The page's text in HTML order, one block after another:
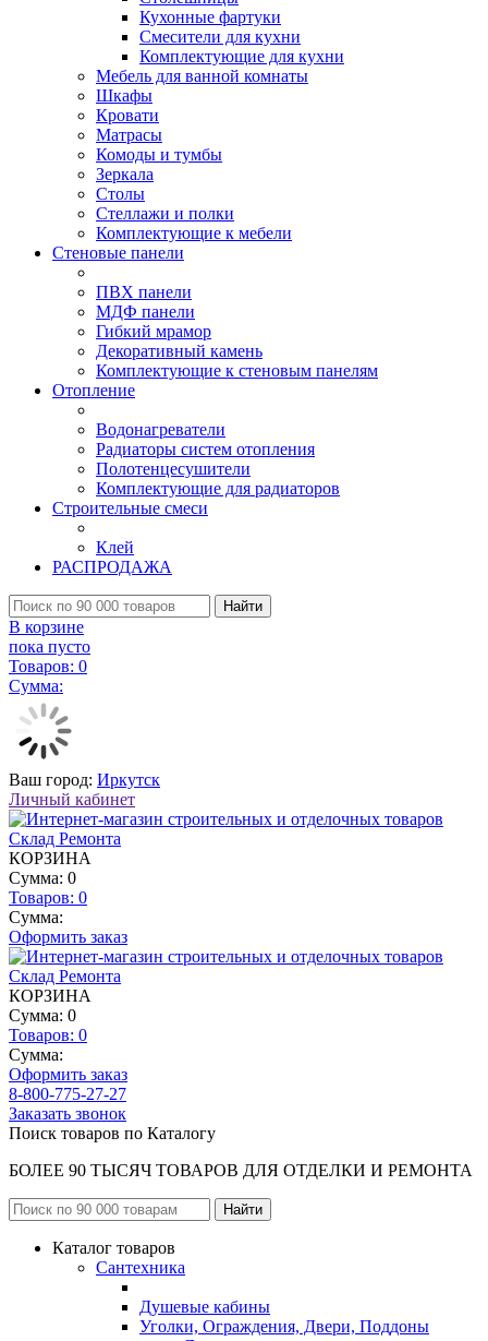
Кухонные фартуки
Смесители для кухни
Комплектующие для кухни
Мебель для ванной комнаты
Шкафы
Кровати
Матрасы
Комоды и тумбы
Зеркала
Столы
Стеллажи и полки
Комплектующие к мебели
Стеновые панели
ПВХ панели
МДФ панели
Гибкий мрамор
Декоративный камень
Комплектующие к стеновым панелям
Отопление
Водонагреватели
Радиаторы систем отопления
Полотенцесушители
Комплектующие для радиаторов
Строительные смеси
Клей
РАСПРОДАЖА
Найти
В корзине
пока пусто
Товаров: 0
Сумма:
Ваш город: Иркутск
Личный кабинет
КОРЗИНА
Сумма: 0
Товаров: 0
Сумма:
Оформить заказ
КОРЗИНА
Сумма: 0
Товаров: 0
Сумма:
Оформить заказ
8-800-775-27-27
Заказать звонок
Поиск товаров по Каталогу
БОЛЕЕ 90 ТЫСЯЧ ТОВАРОВ ДЛЯ ОТДЕЛКИ И РЕМОНТА
Каталог товаров
Сантехника
Душевые кабины
Уголки, Ограждения, Двери, Поддоны